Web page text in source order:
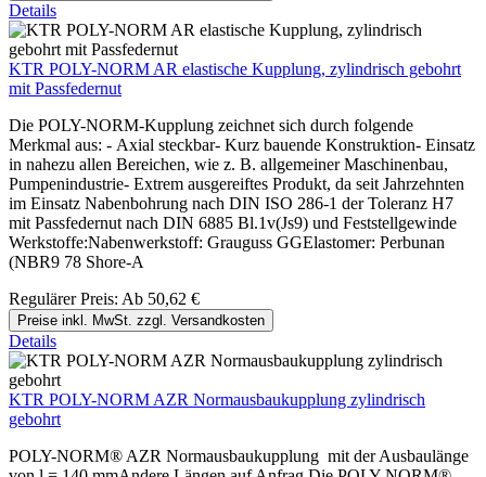
Details
KTR POLY-NORM AR elastische Kupplung, zylindrisch gebohrt
mit Passfedernut
Die POLY-NORM-Kupplung zeichnet sich durch folgende
Merkmal aus: - Axial steckbar- Kurz bauende Konstruktion- Einsatz
in nahezu allen Bereichen, wie z. B. allgemeiner Maschinenbau,
Pumpenindustrie- Extrem ausgereiftes Produkt, da seit Jahrzehnten
im Einsatz Nabenbohrung nach DIN ISO 286-1 der Toleranz H7
mit Passfedernut nach DIN 6885 Bl.1v(Js9) und Feststellgewinde
Werkstoffe:Nabenwerkstoff: Grauguss GGElastomer: Perbunan
(NBR9 78 Shore-A
Regulärer Preis: Ab 50,62 €
Preise inkl. MwSt. zzgl. Versandkosten
Details
KTR POLY-NORM AZR Normausbaukupplung zylindrisch
gebohrt
POLY-NORM® AZR Normausbaukupplung mit der Ausbaulänge